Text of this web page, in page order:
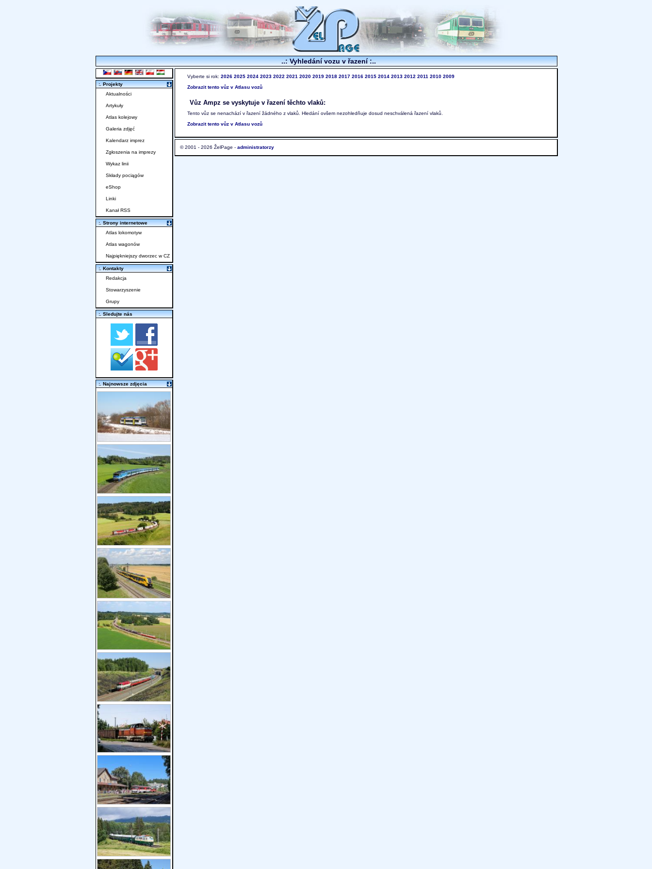
..: Vyhledání vozu v řazení :..
Vyberte si rok: 2026 2025 2024 2023 2022 2021 2020 2019 2018 2017 2016 2015 2014 2013 2012 2011 2010 2009
Zobrazit tento vůz v Atlasu vozů
Vůz Ampz se vyskytuje v řazení těchto vlaků:
Tento vůz se nenachází v řazení žádného z vlaků. Hledání ovšem nezohledňuje dosud neschválená řazení vlaků.
Zobrazit tento vůz v Atlasu vozů
© 2001 - 2026 ŽelPage - administratorzy
:. Projekty
Aktualności
Artykuły
Atlas kolejowy
Galeria zdjęć
Kalendarz imprez
Zgłoszenia na imprezy
Wykaz linii
Składy pociągów
eShop
Linki
Kanał RSS
:. Strony internetowe
Atlas lokomotyw
Atlas wagonów
Najpiękniejszy dworzec w CZ
:. Kontakty
Redakcja
Stowarzyszenie
Grupy
:. Sledujte nás
:. Najnowsze zdjęcia